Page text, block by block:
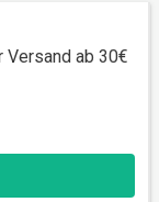
Versand ab 30€